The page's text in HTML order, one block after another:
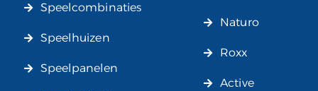
Speelcombinaties
Speelhuizen
Speelpanelen
Naturo
Roxx
Active